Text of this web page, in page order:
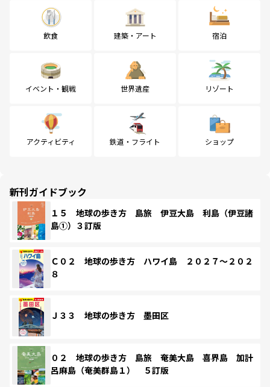
飲食 建築・アート 宿泊
イベント・観戦 世界遺産 リゾート
アクティビティ 鉄道・フライト ショップ
新刊ガイドブック
１５ 地球の歩き方 島旅 伊豆大島 利島（伊豆諸
島①）３訂版
Ｃ０２ 地球の歩き方 ハワイ島 ２０２７～２０２
８
Ｊ３３ 地球の歩き方 墨田区
０２ 地球の歩き方 島旅 奄美大島 喜界島 加計
呂麻島（奄美群島１） ５訂版